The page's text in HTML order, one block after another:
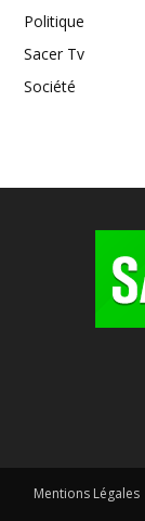
Politique
Sacer Tv
Société
Mentions Légales